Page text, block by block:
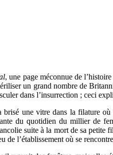
, une page méconnue de
un grand nombre de
dans l’insurrection ; ceci
une vitre dans la filature
du quotidien du millier de
suite à la mort de sa
l’établissement où se